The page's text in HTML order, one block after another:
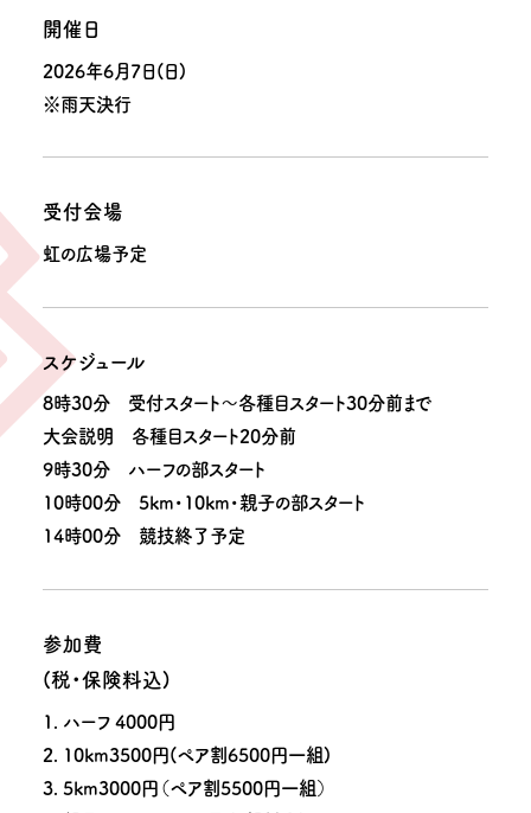
開催日
2026年6月7日(日)
※雨天決行
受付会場
虹の広場予定
スケジュール
8時30分 受付スタート～各種目スタート30分前まで
大会説明 各種目スタート20分前
9時30分 ハーフの部スタート
10時00分 5km・10km・親子の部スタート
14時00分 競技終了予定
参加費
(税・保険料込)
1. ハーフ 4000円
2. 10km3500円(ペア割6500円一組)
3. 5km3000円（ペア割5500円一組）